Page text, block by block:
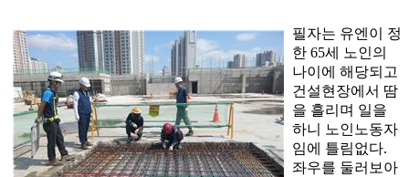
필자는 유엔이 정
한 65세 노인의
나이에 해당되고
건설현장에서 땀
을 흘리며 일을
하니 노인노동자
임에 틀림없다.
좌우를 둘러보아